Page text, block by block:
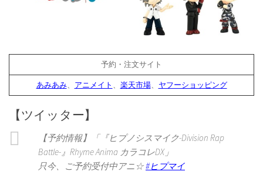
予約・注文サイト
あみあみ、 アニメイト 、 楽天市場、 ヤフーショッピング
【ツイッター】
【予約情報】「『ヒプノシスマイク-Division Rap
Battle-』Rhyme Anima カラコレDX」
只今、ご予約受付中アニ☆#ヒプマイ